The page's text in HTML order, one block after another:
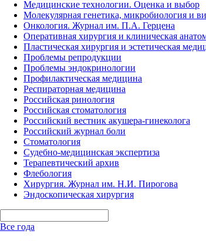
Медицинские технологии. Оценка и выбор
Молекулярная генетика, микробиология и
Онкология. Журнал им. П.А. Герцена
Оперативная хирургия и клиническая
Пластическая хирургия и эстетическая
Проблемы репродукции
Проблемы эндокринологии
Профилактическая медицина
Респираторная медицина
Российская ринология
Российская стоматология
Российский вестник акушера-гинеколога
Российский журнал боли
Стоматология
Судебно-медицинская экспертиза
Терапевтический архив
Флебология
Хирургия. Журнал им. Н.И. Пирогова
Эндоскопическая хирургия
Все года